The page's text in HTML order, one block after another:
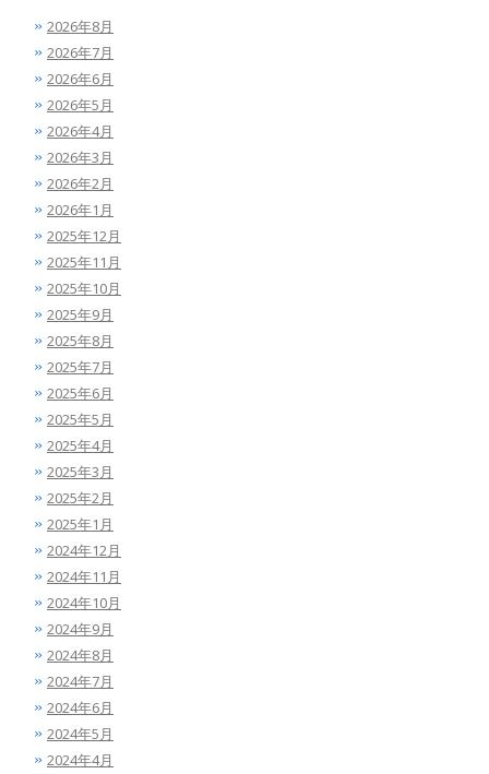
2026年8月
2026年7月
2026年6月
2026年5月
2026年4月
2026年3月
2026年2月
2026年1月
2025年12月
2025年11月
2025年10月
2025年9月
2025年8月
2025年7月
2025年6月
2025年5月
2025年4月
2025年3月
2025年2月
2025年1月
2024年12月
2024年11月
2024年10月
2024年9月
2024年8月
2024年7月
2024年6月
2024年5月
2024年4月